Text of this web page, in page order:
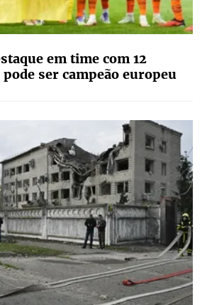
em time com 12
ser campeão europeu